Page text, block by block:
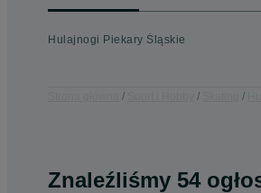
Hulajnogi Piekary Śląskie
Znaleźliśmy 54